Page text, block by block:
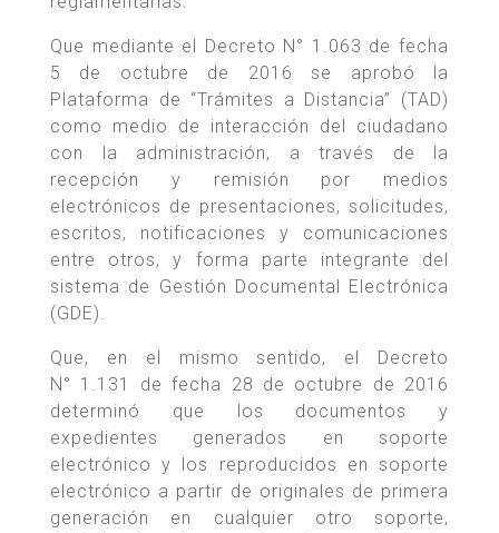
Que mediante el Decreto N° 1.063 de fecha
5 de octubre de 2016 se aprobó la
Plataforma de “Trámites a Distancia” (TAD)
como medio de interacción del ciudadano
con la administración, a través de la
recepción y remisión por medios
electrónicos de presentaciones, solicitudes,
escritos, notificaciones y comunicaciones
entre otros, y forma parte integrante del
sistema de Gestión Documental Electrónica
(GDE).
Que, en el mismo sentido, el Decreto
N° 1.131 de fecha 28 de octubre de 2016
determinó que los documentos y
expedientes generados en soporte
electrónico y los reproducidos en soporte
electrónico a partir de originales de primera
generación en cualquier otro soporte,